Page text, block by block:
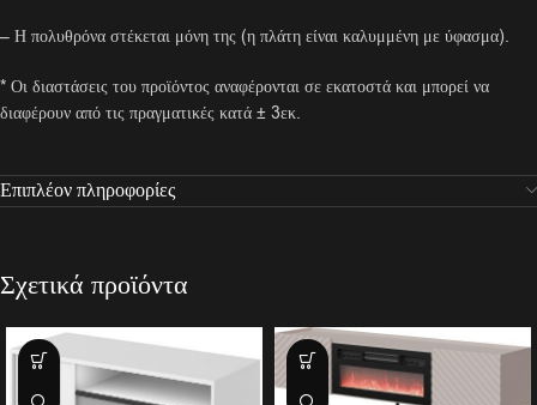
– Η πολυθρόνα στέκεται μόνη της (η πλάτη είναι καλυμμένη με ύφασμα).
* Οι διαστάσεις του προϊόντος αναφέρονται σε εκατοστά και μπορεί να
διαφέρουν από τις πραγματικές κατά ± 3εκ.
Επιπλέον πληροφορίες
Σχετικά προϊόντα